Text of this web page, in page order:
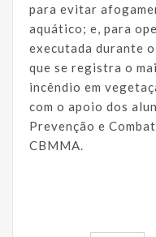
para evitar
aquático; e, para
executada durante
que se registra o
incêndio em
com o apoio dos
Prevenção e
CBMMA.